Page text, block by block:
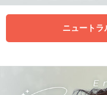
ニュート